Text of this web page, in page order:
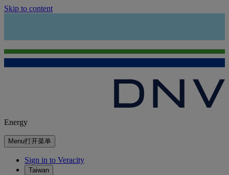
Skip to content
Energy
Menu打开菜单
Sign in to Veracity
Taiwan